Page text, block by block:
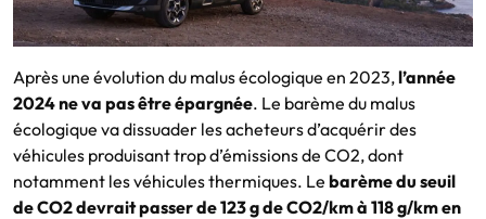
Après une évolution du malus écologique en 2023,l’année
2024 ne va pas être épargnée. Le barème du malus
écologique va dissuader les acheteurs d’acquérir des
véhicules produisant trop d’émissions de CO2, dont
notamment les véhicules thermiques. Le barème du seuil
de CO2 devrait passer de 123 g de CO2/km à 118 g/km en